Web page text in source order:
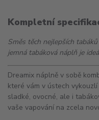
Kompletní
Směs těch nejlepších
jemná tabáková náplň je
Dreamix náplně v sobě
které vám v ústech
sladké, ovocné, ale i
vaše vapování na zcela